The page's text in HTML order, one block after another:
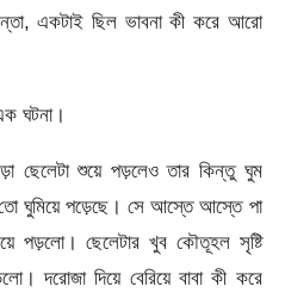
একটাই ছিল ভাবনা কী করে আরো
ঘটনা।
ছেলেটা শুয়ে পড়লেও তার কিন্তু ঘুম
ঘুমিয়ে পড়েছে। সে আস্তে আস্তে পা
পড়লো। ছেলেটার খুব কৌতূহল সৃষ্টি
দরোজা দিয়ে বেরিয়ে বাবা কী করে